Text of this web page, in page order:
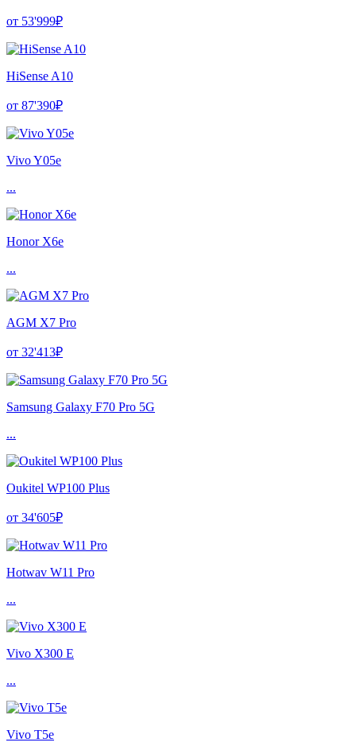
от 53'999₽
HiSense A10
от 87'390₽
Vivo Y05e
...
Honor X6e
...
AGM X7 Pro
от 32'413₽
Samsung Galaxy F70 Pro 5G
...
Oukitel WP100 Plus
от 34'605₽
Hotwav W11 Pro
...
Vivo X300 E
...
Vivo T5e